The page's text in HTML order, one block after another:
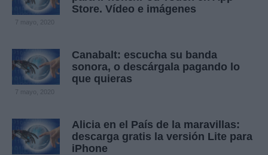
Store. Vídeo e imágenes
7 mayo, 2020
Canabalt: escucha su banda
sonora, o descárgala pagando lo
que quieras
7 mayo, 2020
Alicia en el País de la maravillas:
descarga gratis la versión Lite para
iPhone